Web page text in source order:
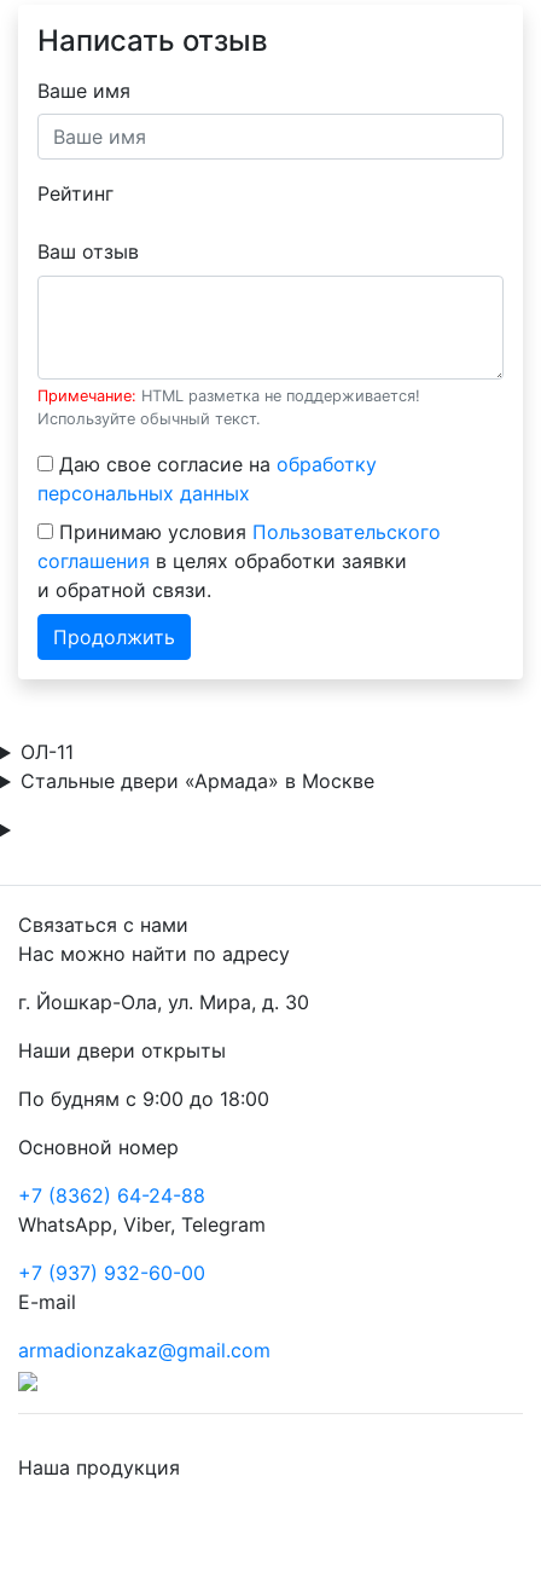
Написать отзыв
Ваше имя
Рейтинг
Ваш отзыв
Примечание: HTML разметка не поддерживается!
Используйте обычный текст.
Даю свое согласие на обработку
персональных данных
Принимаю условия Пользовательского
соглашения в целях обработки заявки
и обратной связи.
Продолжить
ОЛ-11
Стальные двери «Армада» в Москве
Связаться с нами
Нас можно найти по адресу
г. Йошкар-Ола, ул. Мира, д. 30
Наши двери открыты
По будням с 9:00 до 18:00
Основной номер
+7 (8362) 64-24-88
WhatsApp, Viber, Telegram
+7 (937) 932-60-00
E-mail
armadionzakaz@gmail.com
Наша продукция